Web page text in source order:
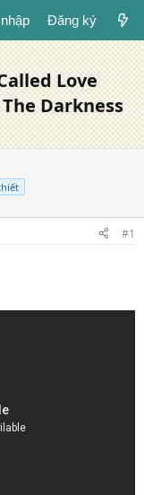
Đăng ký
Love
Darkness
#1